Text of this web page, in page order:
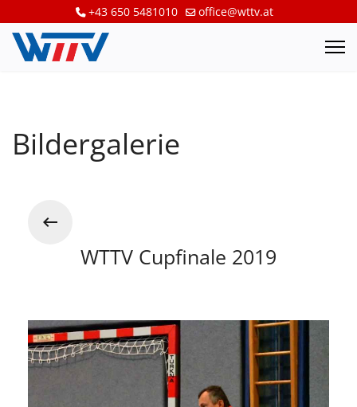
+43 650 5481010 office@wttv.at
Bildergalerie
WTTV Cupfinale 2019